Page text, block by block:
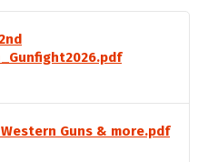
Guns & more.pdf